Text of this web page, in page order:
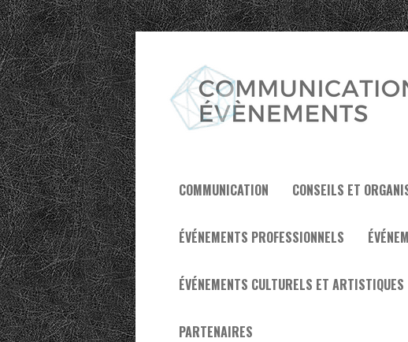
COMMUNICATION CONSEILS ET
ÉVÉNEMENTS PROFESSIONNELS
ÉVÉNEMENTS CULTURELS ET ARTISTIQUES
PARTENAIRES